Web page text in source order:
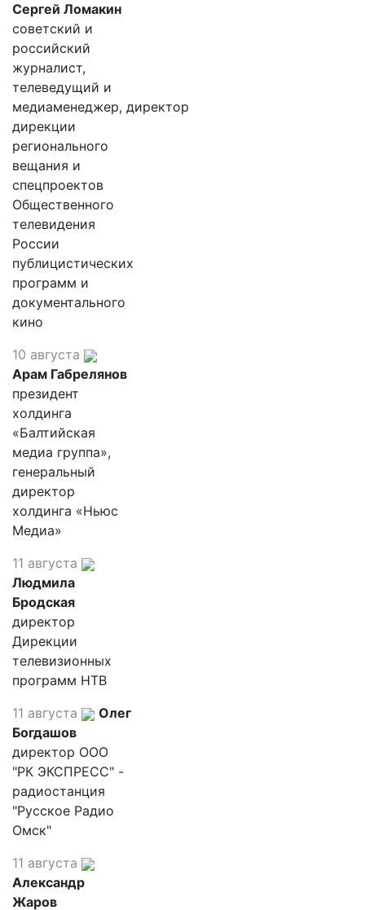
Сергей Ломакин
советский и
российский
журналист,
телеведущий и
медиаменеджер, директор
дирекции
регионального
вещания и
спецпроектов
Общественного
телевидения
России
публицистических
программ и
документального
кино
10 августа
Арам Габрелянов
президент
холдинга
«Балтийская
медиа группа»,
генеральный
директор
холдинга «Ньюс
Медиа»
11 августа
Людмила
Бродская
директор
Дирекции
телевизионных
программ НТВ
11 августа
Олег
Богдашов
директор ООО
"РК ЭКСПРЕСС" -
радиостанция
"Русское Радио
Омск"
11 августа
Александр
Жаров